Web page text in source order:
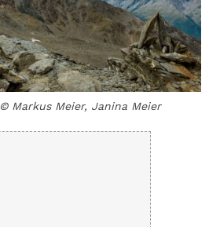
© Markus Meier, Janina Meier